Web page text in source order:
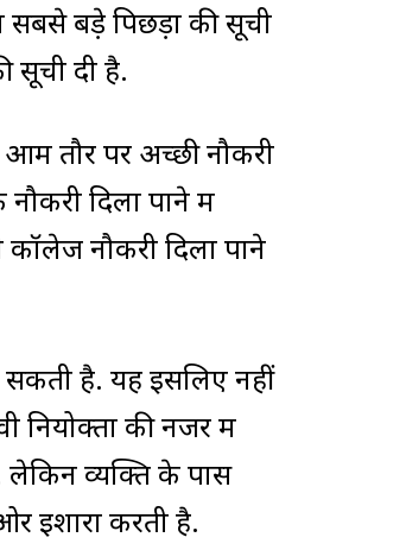
बड़े पिछड़ों की सूची
सूची दी है.
आम तौर पर अच्छी नौकरी
दिला पाने में
कॉलेज नौकरी दिला पाने
सकती है. यह इसलिए नहीं
नियोक्ता की नजर में
लेकिन व्यक्ति के पास
इशारा करती है.